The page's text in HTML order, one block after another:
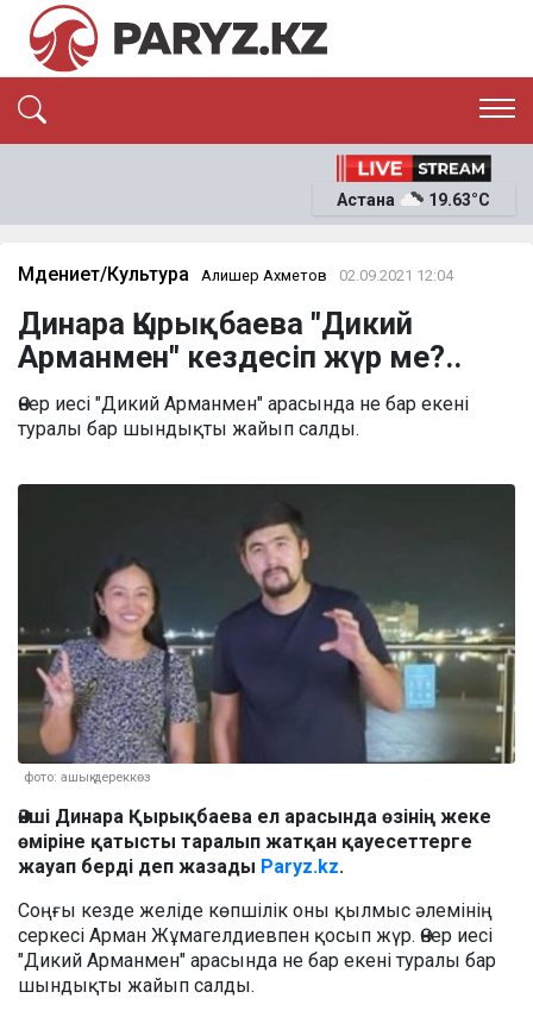
ЭКОНОМИКА
ОҚИҒА
News
Астана 19.63°C
Мәдениет/Культура Алишер Ахметов 02.09.2021 12:04
Динара Қырықбаева "Дикий
Арманмен" кездесіп жүр ме?..
Өнер иесі "Дикий Арманмен" арасында не бар екені
туралы бар шындықты жайып салды.
фото: ашық дереккөз
Әнші Динара Қырықбаева ел арасында өзінің жеке
өміріне қатысты таралып жатқан қауесеттерге
жауап берді деп жазады Paryz.kz.
Соңғы кезде желіде көпшілік оны қылмыс әлемінің
серкесі Арман Жұмагелдиевпен қосып жүр. Өнер иесі
"Дикий Арманмен" арасында не бар екені туралы бар
шындықты жайып салды.